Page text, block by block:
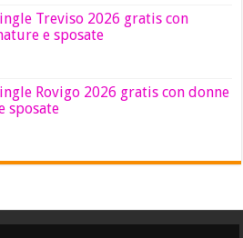
Treviso 2026 gratis con
e sposate
Rovigo 2026 gratis con donne
sposate